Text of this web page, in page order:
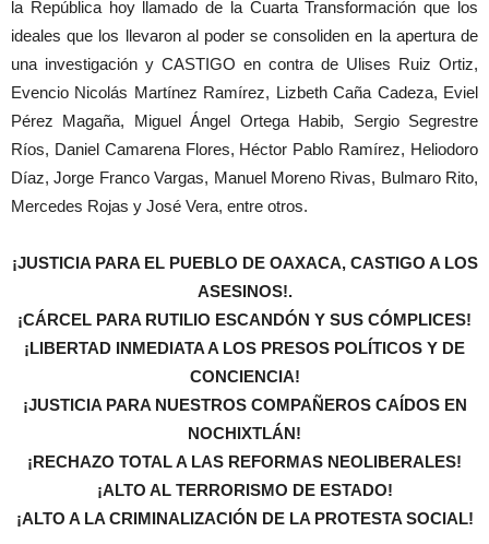
la República hoy llamado de la Cuarta Transformación que los
ideales que los llevaron al poder se consoliden en la apertura de
una investigación y CASTIGO en contra de Ulises Ruiz Ortiz,
Evencio Nicolás Martínez Ramírez, Lizbeth Caña Cadeza, Eviel
Pérez Magaña, Miguel Ángel Ortega Habib, Sergio Segrestre
Ríos, Daniel Camarena Flores, Héctor Pablo Ramírez, Heliodoro
Díaz, Jorge Franco Vargas, Manuel Moreno Rivas, Bulmaro Rito,
Mercedes Rojas y José Vera, entre otros.
¡JUSTICIA PARA EL PUEBLO DE OAXACA, CASTIGO A LOS
ASESINOS!.
¡CÁRCEL PARA RUTILIO ESCANDÓN Y SUS CÓMPLICES!
¡LIBERTAD INMEDIATA A LOS PRESOS POLÍTICOS Y DE
CONCIENCIA!
¡JUSTICIA PARA NUESTROS COMPAÑEROS CAÍDOS EN
NOCHIXTLÁN!
¡RECHAZO TOTAL A LAS REFORMAS NEOLIBERALES!
¡ALTO AL TERRORISMO DE ESTADO!
¡ALTO A LA CRIMINALIZACIÓN DE LA PROTESTA SOCIAL!